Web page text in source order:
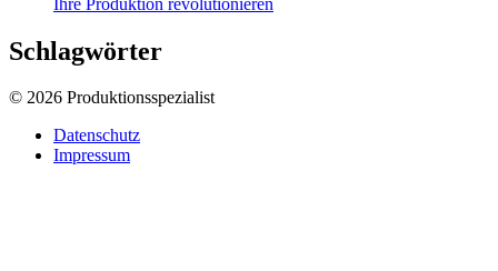
Schlagwörter
© 2026 Produktionsspezialist
Datenschutz
Impressum